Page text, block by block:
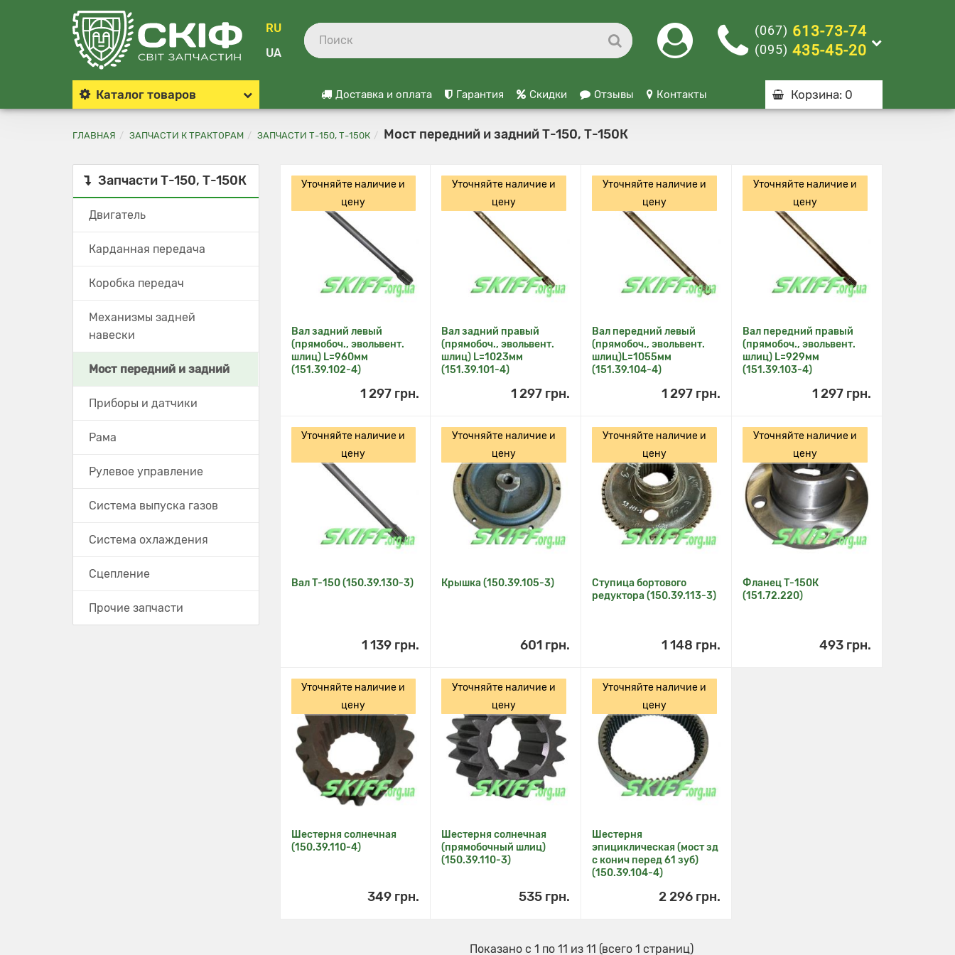
RU
UA
(067) 613-73-74
(095) 435-45-20
Каталог товаров Доставка и оплата Гарантия Скидки Отзывы Контакты Корзина: 0
ГЛАВНАЯ ЗАПЧАСТИ К ТРАКТОРАМ ЗАПЧАСТИ Т-150, Т-150К Мост передний и задний Т-150, Т-150К
Запчасти Т-150, Т-150К
Двигатель
Карданная передача
Коробка передач
Механизмы задней
навески
Мост передний и задний
Приборы и датчики
Рама
Рулевое управление
Система выпуска газов
Система охлаждения
Сцепление
Прочие запчасти
Уточняйте наличие и
цену
Вал задний левый
(прямобоч., эвольвент.
шлиц) L=960мм
(151.39.102-4)
1 297 грн.
Уточняйте наличие и
цену
Вал задний правый
(прямобоч., эвольвент.
шлиц) L=1023мм
(151.39.101-4)
1 297 грн.
Уточняйте наличие и
цену
Вал передний левый
(прямобоч., эвольвент.
шлиц)L=1055мм
(151.39.104-4)
1 297 грн.
Уточняйте наличие и
цену
Вал передний правый
(прямобоч., эвольвент.
шлиц) L=929мм
(151.39.103-4)
1 297 грн.
Уточняйте наличие и
цену
Вал Т-150 (150.39.130-3)
1 139 грн.
Уточняйте наличие и
цену
Крышка (150.39.105-3)
601 грн.
Уточняйте наличие и
цену
Ступица бортового
редуктора (150.39.113-3)
1 148 грн.
Уточняйте наличие и
цену
Фланец Т-150К
(151.72.220)
493 грн.
Уточняйте наличие и
цену
Шестерня солнечная
(150.39.110-4)
349 грн.
Уточняйте наличие и
цену
Шестерня солнечная
(прямобочный шлиц)
(150.39.110-3)
535 грн.
Уточняйте наличие и
цену
Шестерня
эпициклическая (мост зд
с конич перед 61 зуб)
(150.39.104-4)
2 296 грн.
Показано с 1 по 11 из 11 (всего 1 страниц)